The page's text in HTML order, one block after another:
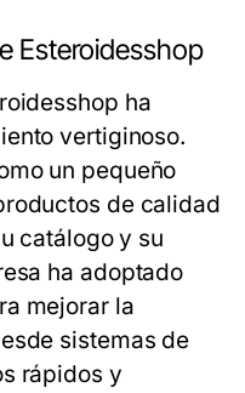
Esteroidesshop
ha
vertiginoso.
un pequeño
de calidad
catálogo y su
ha adoptado
mejorar la
sistemas de
rápidos y